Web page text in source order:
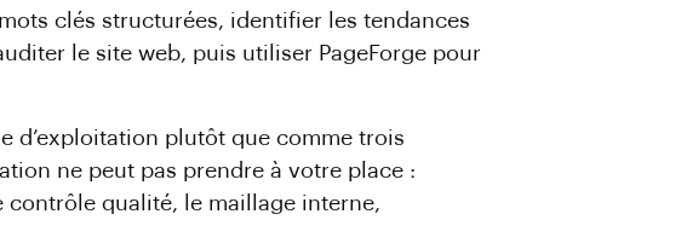
clés structurées, identifier les tendances
le site web, puis utiliser PageForge pour
d’exploitation plutôt que comme trois
ne peut pas prendre à votre place :
contrôle qualité, le maillage interne,